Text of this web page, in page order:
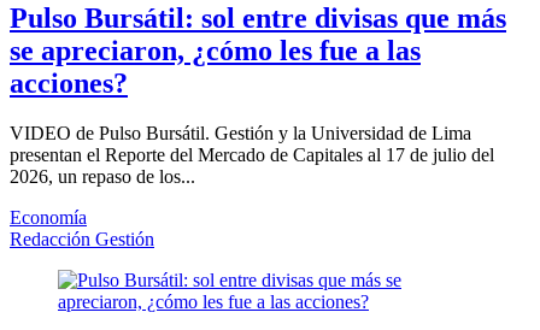
Pulso Bursátil: sol entre divisas que más
se apreciaron, ¿cómo les fue a las
acciones?
VIDEO de Pulso Bursátil. Gestión y la Universidad de Lima
presentan el Reporte del Mercado de Capitales al 17 de julio del
2026, un repaso de los...
Economía
Redacción Gestión